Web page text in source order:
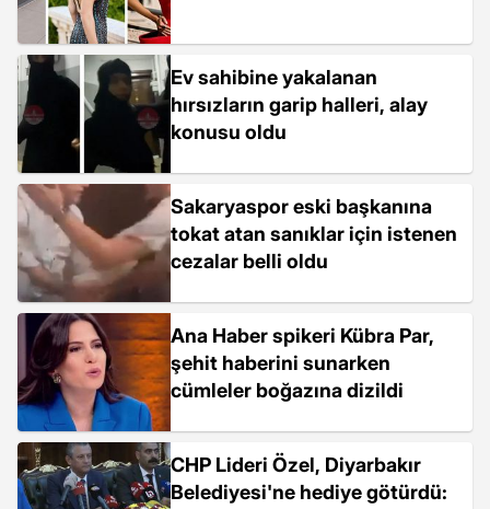
Ev sahibine yakalanan
hırsızların garip halleri, alay
konusu oldu
Sakaryaspor eski başkanına
tokat atan sanıklar için istenen
cezalar belli oldu
Ana Haber spikeri Kübra Par,
şehit haberini sunarken
cümleler boğazına dizildi
CHP Lideri Özel, Diyarbakır
Belediyesi'ne hediye götürdü: